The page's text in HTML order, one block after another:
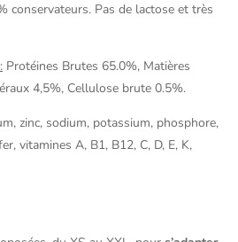
conservateurs. Pas de lactose et très
Protéines Brutes 65.0%, Matières
4,5%, Cellulose brute 0.5%.
zinc, sodium, potassium, phosphore,
vitamines A, B1, B12, C, D, E, K,